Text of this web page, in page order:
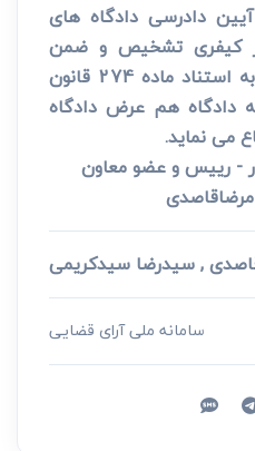
272 قانون آیین دادرسی دادگاه های
کیفری تشخیص و ضمن
موافقت با اعاده دادرسی به استناد ماده 274 قانون
دادگاه هم عرض دادگاه
می نماید.
, سیدرضا سیدکریمی
سامانه ملی آرای قضایی